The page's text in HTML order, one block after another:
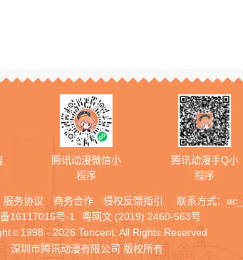
腾讯动漫微信小
程序
腾讯动漫手Q小
程序
服务协议 商务合作 侵权反馈指引 联系方式：
16117015号-1
粤网文 (2019) 2460-563号
© 1998 - 2026 Tencent. All Rights Reserved
深圳市腾讯动漫有限公司 版权所有